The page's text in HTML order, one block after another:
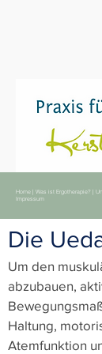
Home | Was ist Ergotherapie? |
Impressum
Die
Um den
abzubauen,
Haltung,
Atemfunktion